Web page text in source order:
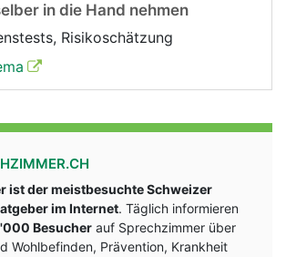
in die Hand nehmen
Risikoschätzung
ist der meistbesuchte Schweizer
im Internet. Täglich informieren
Besucher auf Sprechzimmer über
Wohlbefinden, Prävention, Krankheit